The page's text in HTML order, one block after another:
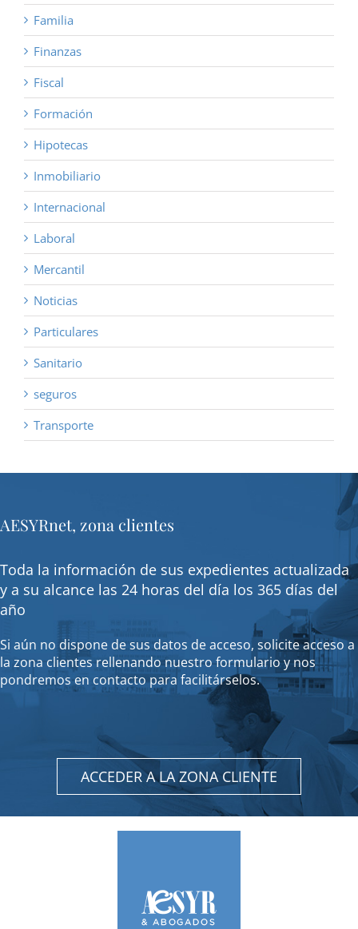
Familia
Finanzas
Fiscal
Formación
Hipotecas
Inmobiliario
Internacional
Laboral
Mercantil
Noticias
Particulares
Sanitario
seguros
Transporte
AESYRnet, zona clientes
Toda la información de sus expedientes actualizada
y a su alcance las 24 horas del día los 365 días del
año
Si aún no dispone de sus datos de acceso, solicite acceso a
la zona clientes rellenando nuestro formulario y nos
pondremos en contacto para facilitárselos.
ACCEDER A LA ZONA CLIENTE